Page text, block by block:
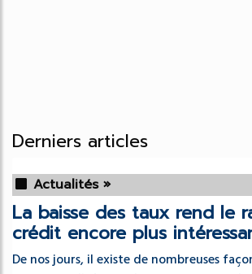
Derniers articles
Actualités »
La baisse des taux rend le
crédit encore plus
De nos jours, il existe de nombreuses